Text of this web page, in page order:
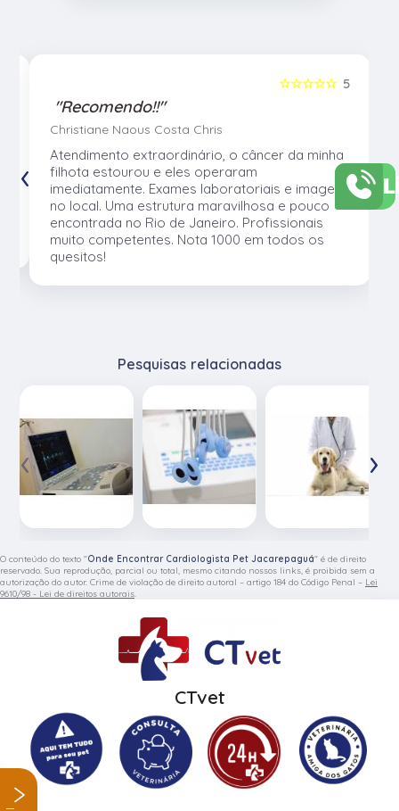
5
☆☆☆☆☆
"Recomendo!!"
Christiane Naous Costa Chris
Atendimento extraordinário, o câncer da minha
filhota estourou e eles operaram
imediatamente. Exames laboratoriais e imagem
no local. Uma estrutura maravilhosa e pouco
encontrada no Rio de Janeiro. Profissionais
muito competentes. Nota 1000 em todos os
quesitos!
‹ ›
Pesquisas relacionadas
‹ ›
O conteúdo do texto "Onde Encontrar Cardiologista Pet Jacarepaguá" é de direito
reservado. Sua reprodução, parcial ou total, mesmo citando nossos links, é proibida sem a
autorização do autor. Crime de violação de direito autoral – artigo 184 do Código Penal – Lei
9610/98 - Lei de direitos autorais.
CTvet